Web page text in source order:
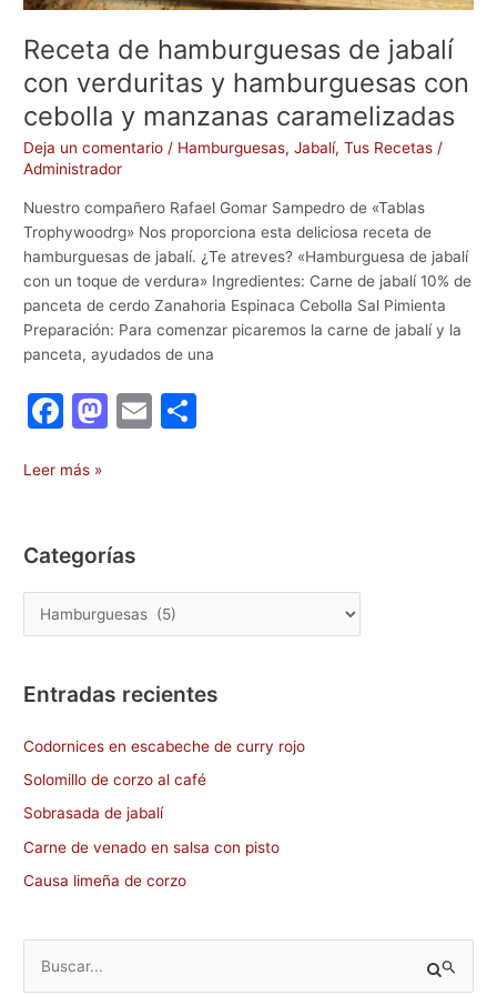
Receta de hamburguesas de jabalí
con verduritas y hamburguesas con
cebolla y manzanas caramelizadas
Deja un comentario / Hamburguesas,Jabalí,Tus Recetas /
Administrador
Nuestro compañero Rafael Gomar Sampedro de «Tablas
Trophywoodrg» Nos proporciona esta deliciosa receta de
hamburguesas de jabalí. ¿Te atreves? «Hamburguesa de jabalí
con un toque de verdura» Ingredientes: Carne de jabalí 10% de
panceta de cerdo Zanahoria Espinaca Cebolla Sal Pimienta
Preparación: Para comenzar picaremos la carne de jabalí y la
panceta, ayudados de una
F
c
b
o
o
M
d
o
n
E
tir
Leer más »
Categorías
Entradas recientes
Codornices en escabeche de curry rojo
Solomillo de corzo al café
Sobrasada de jabalí
Carne de venado en salsa con pisto
Causa limeña de corzo